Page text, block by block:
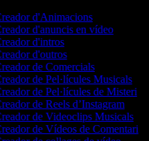
d'Animacions
d'anuncis en vídeo
d'intros
d'outros
de Comercials
de Pel·lícules Musicals
de Pel·lícules de Misteri
de Reels d’Instagram
de Videoclips Musicals
de Vídeos de Comentari